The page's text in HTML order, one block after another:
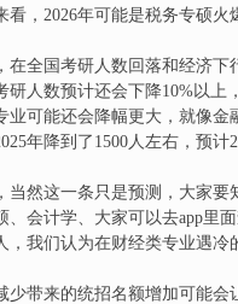
看，2026年可能是税务专硕
全国考研人数回落和经济
研人数预计还会下降10%以
业可能还会降幅更大，就像
年降到了1500人左右，预计
然这一条只是预测，大家要
、会计学、大家可以去app里
，我们认为在财经类专业遇冷
少带来的统招名额增加可能